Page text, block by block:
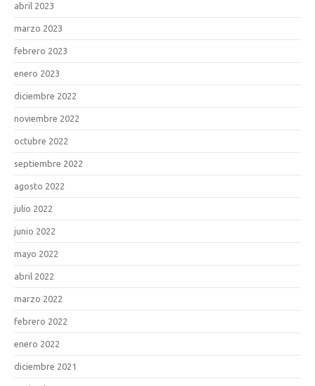
abril 2023
marzo 2023
febrero 2023
enero 2023
diciembre 2022
noviembre 2022
octubre 2022
septiembre 2022
agosto 2022
julio 2022
junio 2022
mayo 2022
abril 2022
marzo 2022
febrero 2022
enero 2022
diciembre 2021